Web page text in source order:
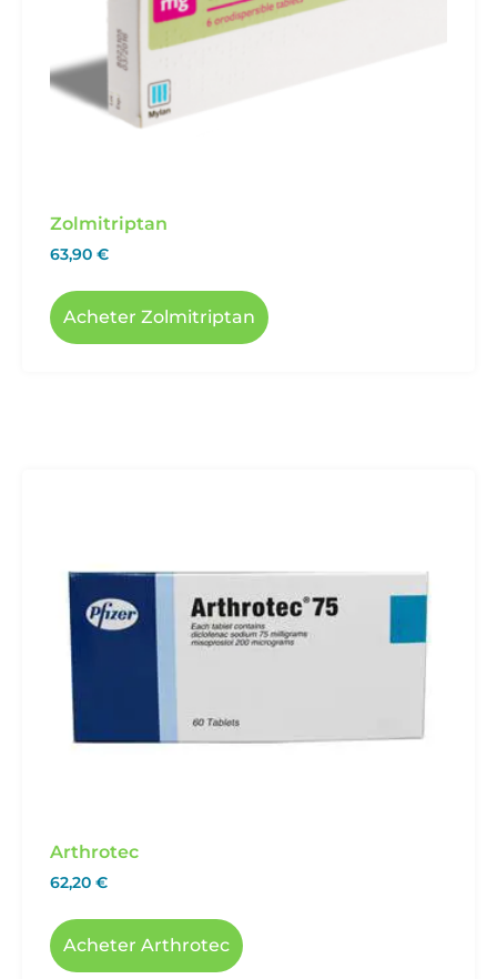
Zolmitriptan
63,90 €
Acheter Zolmitriptan
Arthrotec
62,20 €
Acheter Arthrotec